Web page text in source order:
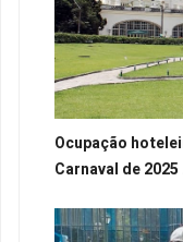
Ocupação
Carnaval de 2025